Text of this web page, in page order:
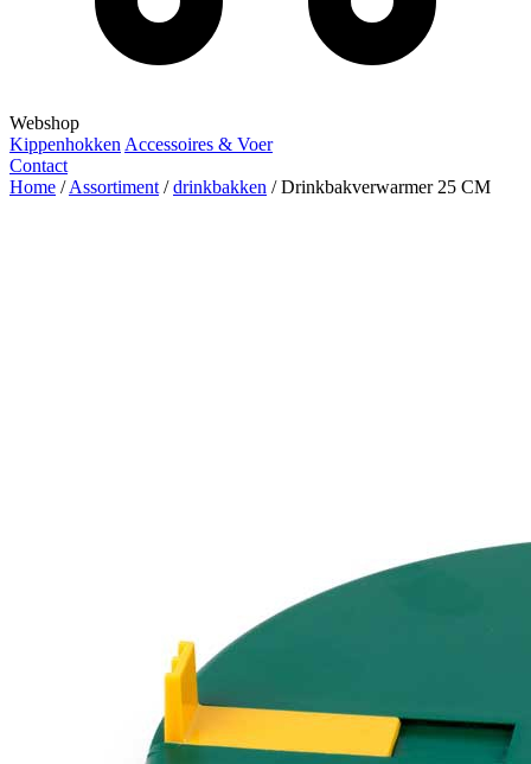
Webshop
Kippenhokken Accessoires & Voer
Contact
Home / Assortiment / drinkbakken / Drinkbakverwarmer 25 CM